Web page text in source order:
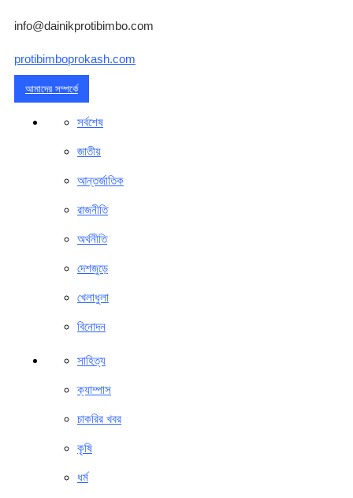
info@dainikprotibimbo.com
protibimboprokash.com
আমাদের সম্পর্কে
সর্বশেষ
জাতীয়
আন্তর্জাতিক
রাজনীতি
অর্থনীতি
দেশজুড়ে
খেলাধুলা
বিনোদন
সাহিত্য
ক্যাম্পাস
চাকরির খবর
কৃষি
ধর্ম